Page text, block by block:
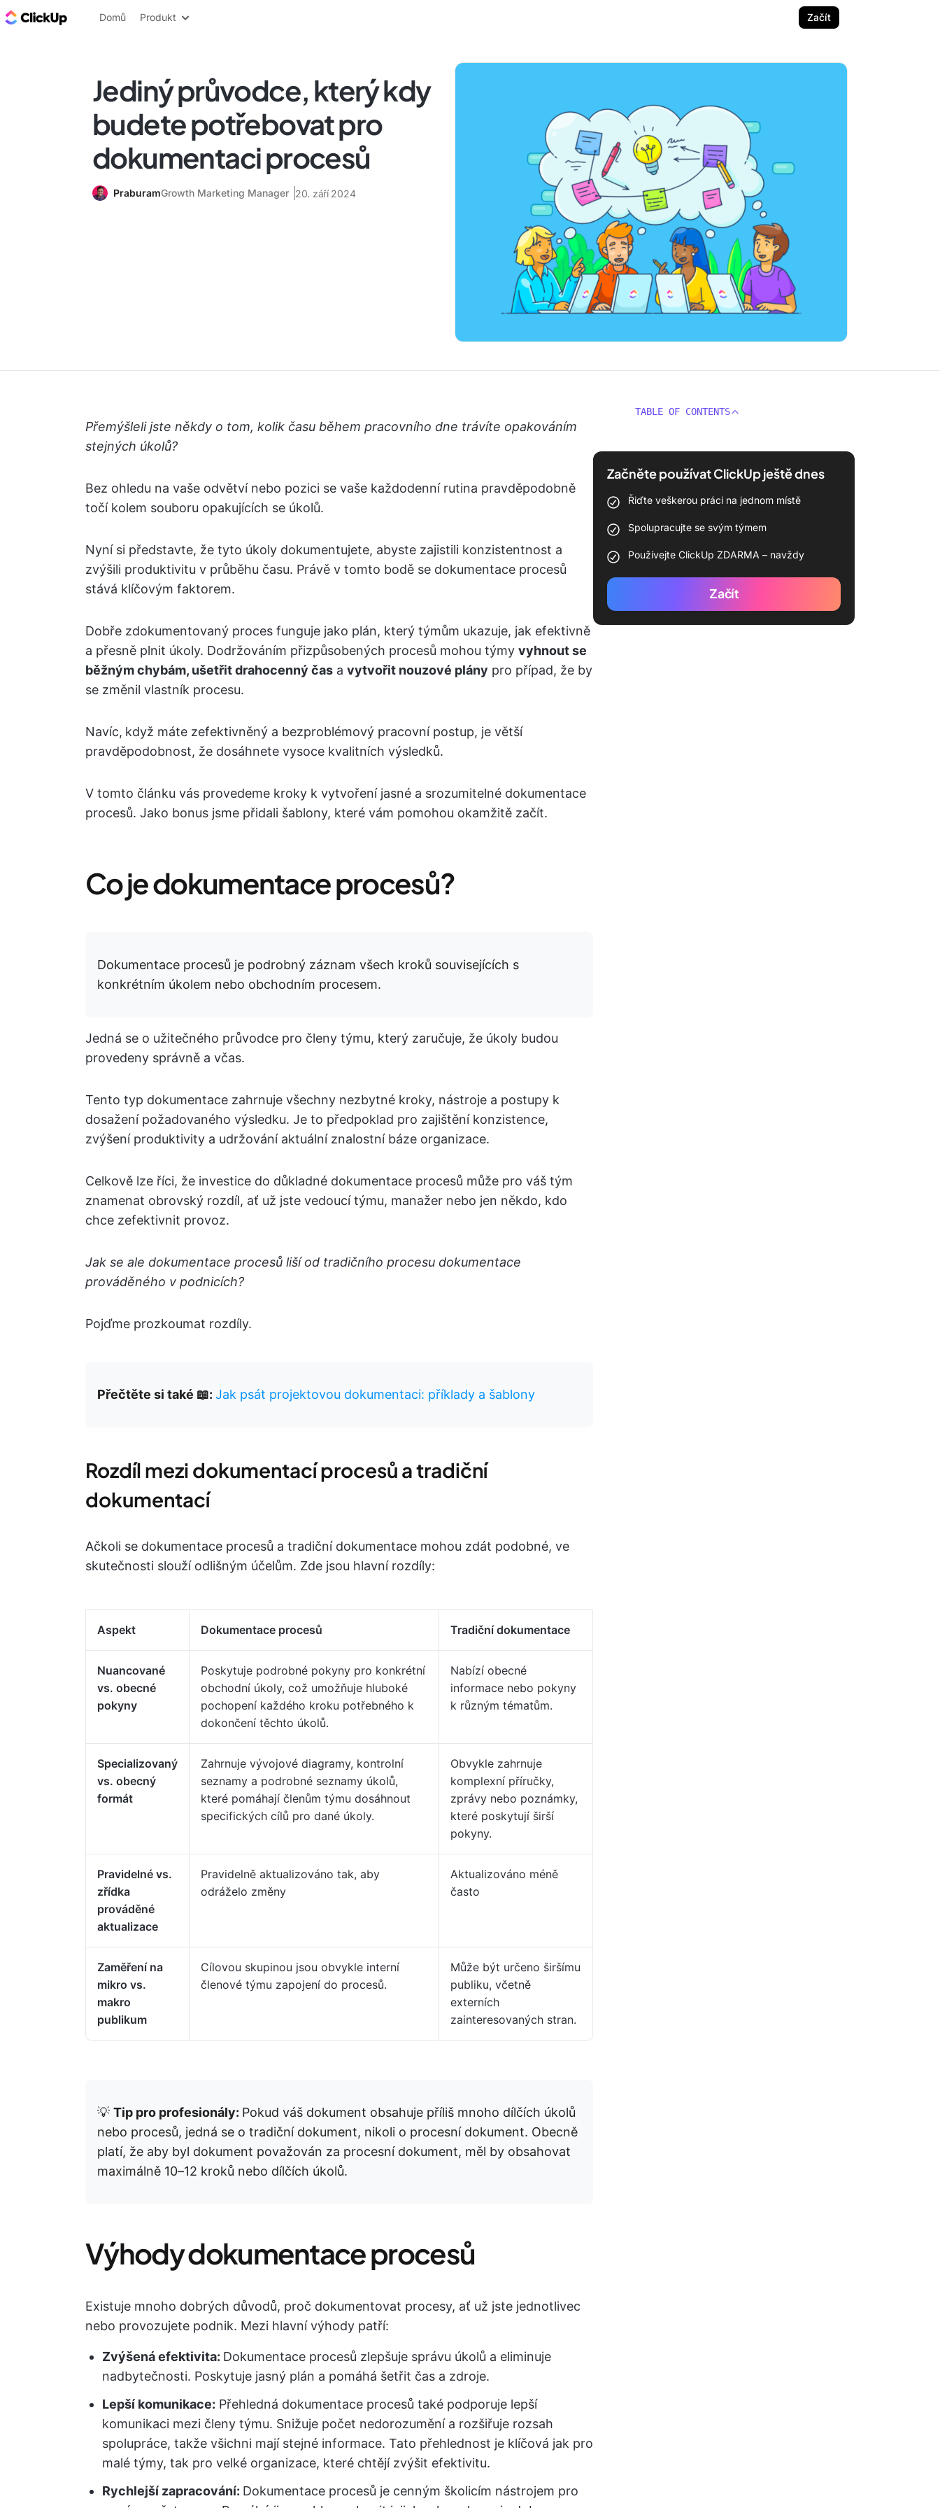
ClickUp blog
Domů Produkt Začít
Jediný průvodce, který kdy
budete potřebovat pro
dokumentaci procesů
PraburamGrowth Marketing Manager 20. září 2024
Přemýšleli jste někdy o tom, kolik času během pracovního dne trávíte opakováním
stejných úkolů?
Bez ohledu na vaše odvětví nebo pozici se vaše každodenní rutina pravděpodobně
točí kolem souboru opakujících se úkolů.
Nyní si představte, že tyto úkoly dokumentujete, abyste zajistili konzistentnost a
zvýšili produktivitu v průběhu času. Právě v tomto bodě se dokumentace procesů
stává klíčovým faktorem.
Dobře zdokumentovaný proces funguje jako plán, který týmům ukazuje, jak efektivně
a přesně plnit úkoly. Dodržováním přizpůsobených procesů mohou týmy vyhnout se
běžným chybám, ušetřit drahocenný čas a vytvořit nouzové plány pro případ, že by
se změnil vlastník procesu.
Navíc, když máte zefektivněný a bezproblémový pracovní postup, je větší
pravděpodobnost, že dosáhnete vysoce kvalitních výsledků.
V tomto článku vás provedeme kroky k vytvoření jasné a srozumitelné dokumentace
procesů. Jako bonus jsme přidali šablony, které vám pomohou okamžitě začít.
Co je dokumentace procesů?
Dokumentace procesů je podrobný záznam všech kroků souvisejících s
konkrétním úkolem nebo obchodním procesem.
Jedná se o užitečného průvodce pro členy týmu, který zaručuje, že úkoly budou
provedeny správně a včas.
Tento typ dokumentace zahrnuje všechny nezbytné kroky, nástroje a postupy k
dosažení požadovaného výsledku. Je to předpoklad pro zajištění konzistence,
zvýšení produktivity a udržování aktuální znalostní báze organizace.
Celkově lze říci, že investice do důkladné dokumentace procesů může pro váš tým
znamenat obrovský rozdíl, ať už jste vedoucí týmu, manažer nebo jen někdo, kdo
chce zefektivnit provoz.
Jak se ale dokumentace procesů liší od tradičního procesu dokumentace
prováděného v podnicích?
Pojďme prozkoumat rozdíly.
Přečtěte si také 📖: Jak psát projektovou dokumentaci: příklady a šablony
Rozdíl mezi dokumentací procesů a tradiční
dokumentací
Ačkoli se dokumentace procesů a tradiční dokumentace mohou zdát podobné, ve
skutečnosti slouží odlišným účelům. Zde jsou hlavní rozdíly:
Aspekt Dokumentace procesů Tradiční dokumentace
Nuancované
vs. obecné
pokyny
Poskytuje podrobné pokyny pro konkrétní
obchodní úkoly, což umožňuje hluboké
pochopení každého kroku potřebného k
dokončení těchto úkolů.
Nabízí obecné
informace nebo pokyny
k různým tématům.
Specializovaný
vs. obecný
formát
Zahrnuje vývojové diagramy, kontrolní
seznamy a podrobné seznamy úkolů,
které pomáhají členům týmu dosáhnout
specifických cílů pro dané úkoly.
Obvykle zahrnuje
komplexní příručky,
zprávy nebo poznámky,
které poskytují širší
pokyny.
Pravidelné vs.
zřídka
prováděné
aktualizace
Pravidelně aktualizováno tak, aby
odráželo změny
Aktualizováno méně
často
Zaměření na
mikro vs.
makro
publikum
Cílovou skupinou jsou obvykle interní
členové týmu zapojení do procesů.
Může být určeno širšímu
publiku, včetně
externích
zainteresovaných stran.
💡 Tip pro profesionály: Pokud váš dokument obsahuje příliš mnoho dílčích úkolů
nebo procesů, jedná se o tradiční dokument, nikoli o procesní dokument. Obecně
platí, že aby byl dokument považován za procesní dokument, měl by obsahovat
maximálně 10–12 kroků nebo dílčích úkolů.
Výhody dokumentace procesů
Existuje mnoho dobrých důvodů, proč dokumentovat procesy, ať už jste jednotlivec
nebo provozujete podnik. Mezi hlavní výhody patří:
Zvýšená efektivita: Dokumentace procesů zlepšuje správu úkolů a eliminuje
nadbytečnosti. Poskytuje jasný plán a pomáhá šetřit čas a zdroje.
Lepší komunikace: Přehledná dokumentace procesů také podporuje lepší
komunikaci mezi členy týmu. Snižuje počet nedorozumění a rozšiřuje rozsah
spolupráce, takže všichni mají stejné informace. Tato přehlednost je klíčová jak pro
malé týmy, tak pro velké organizace, které chtějí zvýšit efektivitu.
Rychlejší zapracování: Dokumentace procesů je cenným školicím nástrojem pro
TABLE OF CONTENTS
Začněte používat ClickUp ještě dnes
Řiďte veškerou práci na jednom místě
Spolupracujte se svým týmem
Používejte ClickUp ZDARMA – navždy
Začít